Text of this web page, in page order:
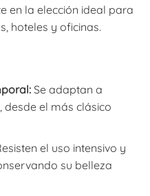
en la elección ideal para
hoteles y oficinas.
Se adaptan a
desde el más clásico
el uso intensivo y
su belleza